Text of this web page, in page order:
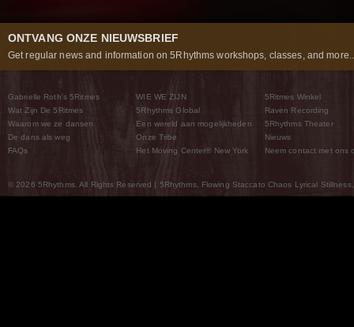
ONTVANG ONZE NIEUWSBRIEF
Get regular news and information on 5Rhythms workshops, classes, and
Gabrielle Roth’s 5Ritmes
Wat Zijn De 5Ritmes
Waarom we ze dansen
De dans als weg
FAQs
WIE WE ZIJN
5Rhythms Global
Een wereld aan mogelijkheden
Onze Tribe
Het Moving Center® New York
5Ritmes Winkel
Raven Recording
5Rhythms Theater
Nieuws
Neem contact met ons
© 2026 5Rhythms. All Rights Reserved | 5Rhythms, Flowing Staccato Chaos Lyrical